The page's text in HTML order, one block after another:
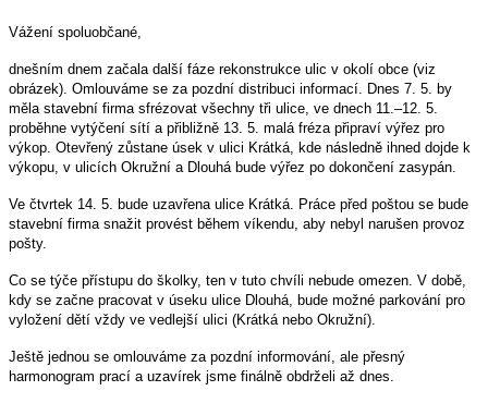
Vážení spoluobčané,
dnešním dnem začala další fáze rekonstrukce ulic v okolí obce (viz
obrázek). Omlouváme se za pozdní distribuci informací. Dnes 7. 5. by
měla stavební firma sfrézovat všechny tři ulice, ve dnech 11.–12. 5.
proběhne vytýčení sítí a přibližně 13. 5. malá fréza připraví výřez pro
výkop. Otevřený zůstane úsek v ulici Krátká, kde následně ihned dojde k
výkopu, v ulicích Okružní a Dlouhá bude výřez po dokončení zasypán.
Ve čtvrtek 14. 5. bude uzavřena ulice Krátká. Práce před poštou se bude
stavební firma snažit provést během víkendu, aby nebyl narušen provoz
pošty.
Co se týče přístupu do školky, ten v tuto chvíli nebude omezen. V době,
kdy se začne pracovat v úseku ulice Dlouhá, bude možné parkování pro
vyložení dětí vždy ve vedlejší ulici (Krátká nebo Okružní).
Ještě jednou se omlouváme za pozdní informování, ale přesný
harmonogram prací a uzavírek jsme finálně obdrželi až dnes.